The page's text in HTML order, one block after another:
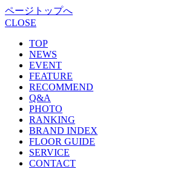
ページトップへ
CLOSE
TOP
NEWS
EVENT
FEATURE
RECOMMEND
Q&A
PHOTO
RANKING
BRAND INDEX
FLOOR GUIDE
SERVICE
CONTACT